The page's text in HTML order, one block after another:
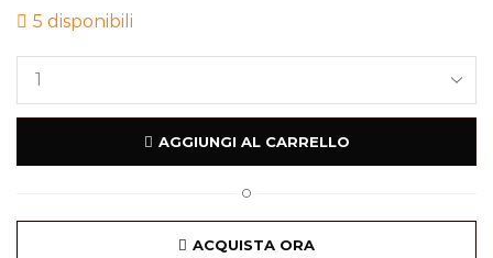
5 disponibili
AGGIUNGI AL CARRELLO
O
ACQUISTA ORA